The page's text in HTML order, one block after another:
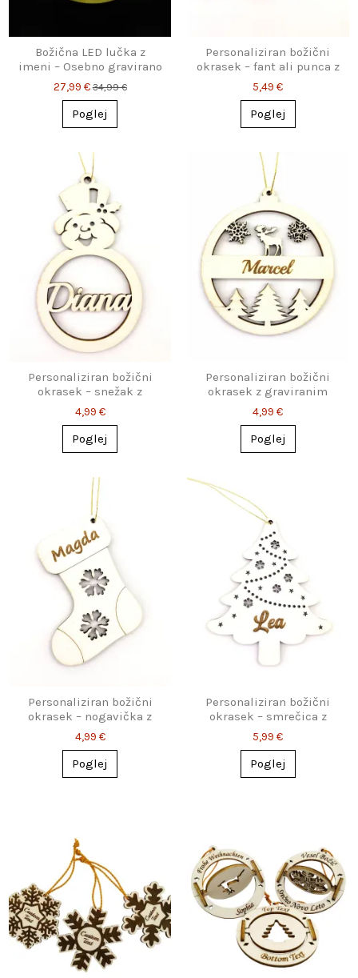
Božična LED lučka z
imeni – Osebno gravirano
božično drevo
27,99 €34,99 €
Poglej
Personaliziran božični
okrasek – fant ali punca z
imenom
5,49 €
Poglej
Personaliziran božični
okrasek – snežak z
imenom
4,99 €
Poglej
Personaliziran božični
okrasek z graviranim
imenom
4,99 €
Poglej
Personaliziran božični
okrasek – nogavička z
imenom
4,99 €
Poglej
Personaliziran božični
okrasek – smrečica z
imenom
5,99 €
Poglej